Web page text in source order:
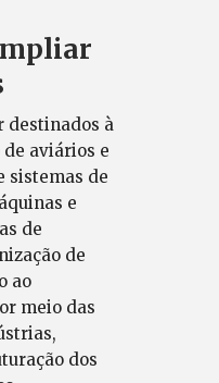
destinados à
aviários e
sistemas de
e
de
de
ao
meio das
dos